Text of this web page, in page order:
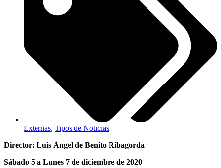
Externas, Tipos de Noticias
Director: Luis Ángel de Benito Ribagorda
Sábado 5 a Lunes 7 de diciembre de 2020